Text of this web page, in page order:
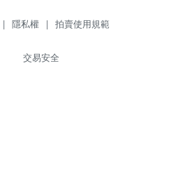
| 隱私權 | 拍賣使用規範
交易安全